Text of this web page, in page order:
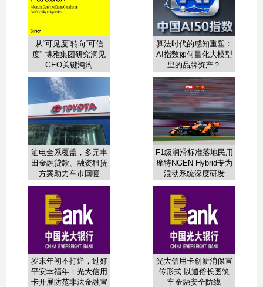
从“可见度”转向“可信
度” 博雅集团研究洞见
GEO关键鸿沟
算法时代的感知重塑：
AI指数如何量化大模型
里的品牌资产？
油电全系覆盖，多元丰
田金融贷款、融资租赁
方案助力车市回暖
F1级润滑标准落地民用
摩特NGEN Hybrid专为
混动系统深度研发
岁末年初不打烊，过好
平安幸福年：光大信用
卡开展防范非法金融宣
光大信用卡创新消保宣
传形式 以通俗长图筑
牢金融安全防线